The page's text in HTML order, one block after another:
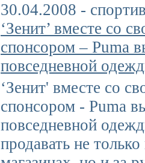
30.04.2008 -
‘Зенит’ вместе со
спонсором – Puma
повседневной
‘Зенит' вместе со
спонсором - Puma
повседневной
продавать не